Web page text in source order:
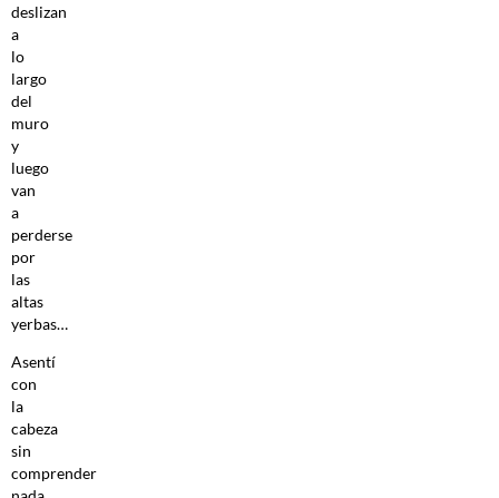
deslizan
a
lo
largo
del
muro
y
luego
van
a
perderse
por
las
altas
yerbas…
Asentí
con
la
cabeza
sin
comprender